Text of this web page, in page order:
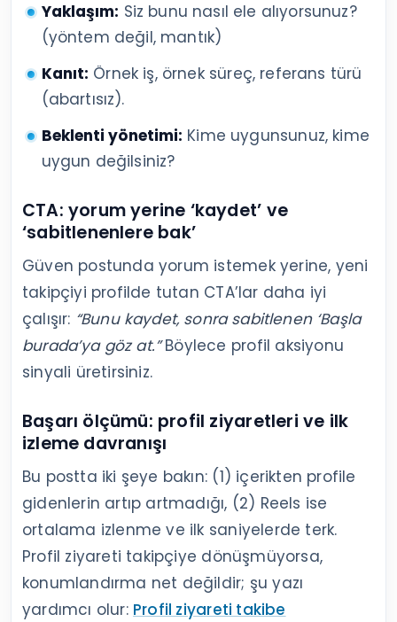
Yaklaşım: Siz bunu nasıl ele alıyorsunuz?
(yöntem değil, mantık)
Kanıt: Örnek iş, örnek süreç, referans türü
(abartısız).
Beklenti yönetimi: Kime uygunsunuz, kime
uygun değilsiniz?
CTA: yorum yerine ‘kaydet’ ve
‘sabitlenenlere bak’
Güven postunda yorum istemek yerine, yeni
takipçiyi profilde tutan CTA’lar daha iyi
çalışır: “Bunu kaydet, sonra sabitlenen ‘Başla
burada’ya göz at.”Böylece profil aksiyonu
sinyali üretirsiniz.
Başarı ölçümü: profil ziyaretleri ve ilk
izleme davranışı
Bu postta iki şeye bakın: (1) içerikten profile
gidenlerin artıp artmadığı, (2) Reels ise
ortalama izlenme ve ilk saniyelerde terk.
Profil ziyareti takipçiye dönüşmüyorsa,
konumlandırma net değildir; şu yazı
yardımcı olur: Profil ziyareti takibe